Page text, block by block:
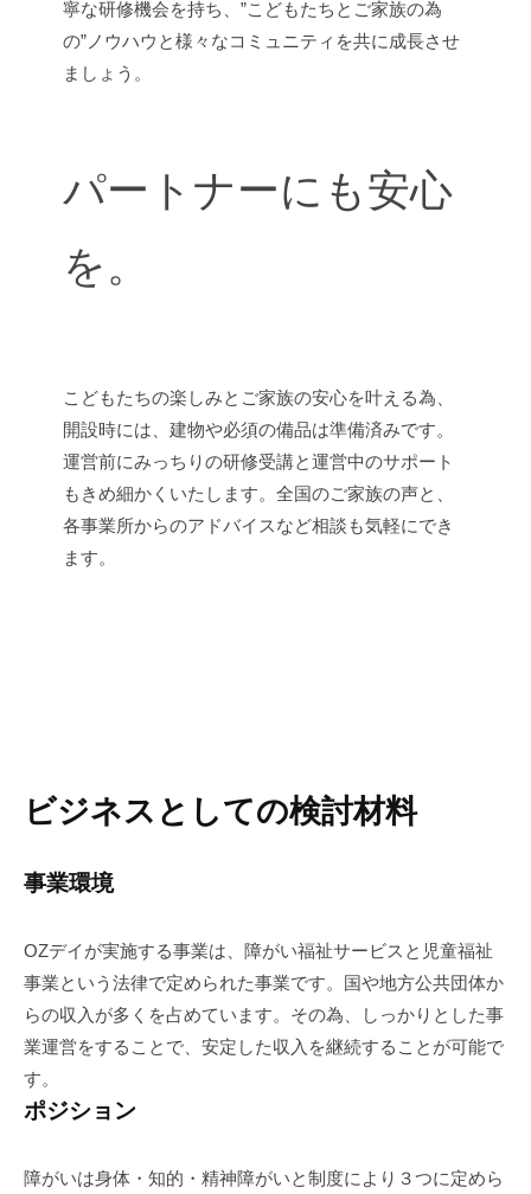
寧な研修機会を持ち、”こどもたちとご家族の為
の”ノウハウと様々なコミュニティを共に成長させ
ましょう。
パートナーにも安心
を。
こどもたちの楽しみとご家族の安心を叶える為、
開設時には、建物や必須の備品は準備済みです。
運営前にみっちりの研修受講と運営中のサポート
もきめ細かくいたします。全国のご家族の声と、
各事業所からのアドバイスなど相談も気軽にでき
ます。
ビジネスとしての検討材料
事業環境
OZデイが実施する事業は、障がい福祉サービスと児童福祉
事業という法律で定められた事業です。国や地方公共団体か
らの収入が多くを占めています。その為、しっかりとした事
業運営をすることで、安定した収入を継続することが可能で
す。
ポジション
障がいは身体・知的・精神障がいと制度により３つに定めら